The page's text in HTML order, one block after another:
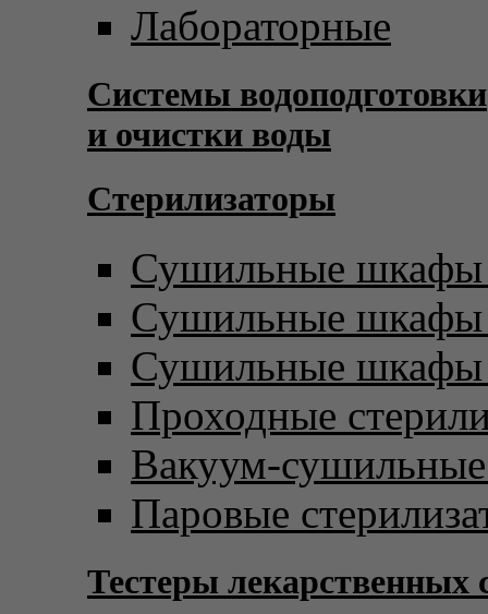
Лабораторные
Системы водоподготовки
и очистки воды
Стерилизаторы
Сушильные шкафы
Сушильные шкафы
Сушильные шкафы
Проходные
Вакуум-
Паровые
Тестеры лекарственных